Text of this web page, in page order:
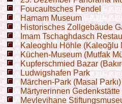
Foucaultsches Pendel
Hamam Museum
Historisches Zollgebäude
Imam Tschaghdasch
Kaleoghlu Höhle (Kaleoğlu
Küchen-Museum (Mutfak
Kupferschmied Bazar
Ludwigshafen Park
Märchen-Park (Masal Parkı)
Märtyrerinnen Gedenkstätte
Mevlevihane